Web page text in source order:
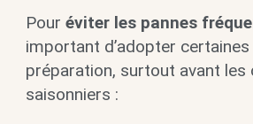
Pour éviter les pannes
important d’adopter
préparation, surtout avant les
saisonniers :